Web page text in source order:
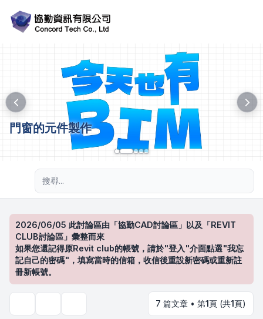
門窗的元件製作
2026/06/05 此討論區由「協勤CAD討論區」以及「REVIT
CLUB討論區」彙整而來
如果您還記得原Revit club的帳號，請於"登入"介面點選"我忘
記自己的密碼"，填寫當時的信箱，收信後重設新密碼或重新註
冊新帳號。
7 篇文章 • 第1頁 (共1頁)